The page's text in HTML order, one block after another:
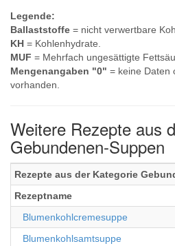
Legende:
Ballaststoffe = nicht verwertbare
KH = Kohlenhydrate.
MUF = Mehrfach ungesättigte
Mengenangaben "0" = keine Daten
vorhanden.
Weitere Rezepte aus
Gebundenen-Suppen
Rezepte aus der Kategorie
Rezeptname
Blumenkohlcremesuppe
Blumenkohlsamtsuppe